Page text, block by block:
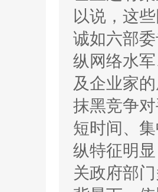
以说，这
诚如六部
纵网络水军
及企业家
抹黑竞争
短时间、
纵特征明
关政府部